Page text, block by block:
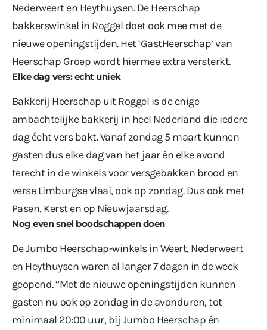
Nederweert en Heythuysen. De Heerschap
bakkerswinkel in Roggel doet ook mee met de
nieuwe openingstijden. Het ‘GastHeerschap’ van
Heerschap Groep wordt hiermee extra versterkt.
Elke dag vers: echt uniek
Bakkerij Heerschap uit Roggel is de enige
ambachtelijke bakkerij in heel Nederland die iedere
dag écht vers bakt. Vanaf zondag 5 maart kunnen
gasten dus elke dag van het jaar én elke avond
terecht in de winkels voor versgebakken brood en
verse Limburgse vlaai, ook op zondag. Dus ook met
Pasen, Kerst en op Nieuwjaarsdag.
Nog even snel boodschappen doen
De Jumbo Heerschap-winkels in Weert, Nederweert
en Heythuysen waren al langer 7 dagen in de week
geopend. “Met de nieuwe openingstijden kunnen
gasten nu ook op zondag in de avonduren, tot
minimaal 20:00 uur, bij Jumbo Heerschap én